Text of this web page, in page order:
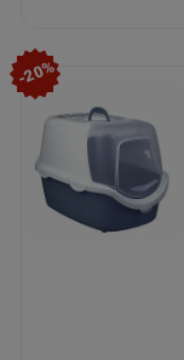
-20%